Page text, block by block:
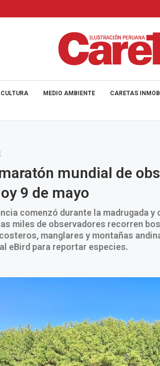
CULTURA MEDIO AMBIENTE CARETAS
mundial de
9 de mayo
comenzó durante la madrugada y
miles de observadores recorren
manglares y montañas
eBird para reportar especies.